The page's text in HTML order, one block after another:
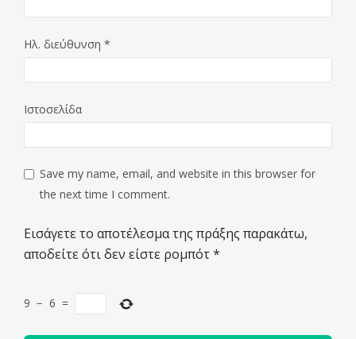
Ηλ. διεύθυνση *
Ιστοσελίδα
Save my name, email, and website in this browser for
the next time I comment.
Εισάγετε το αποτέλεσμα της πράξης παρακάτω,
αποδείτε ότι δεν είστε ρομπότ*
9 − 6 =